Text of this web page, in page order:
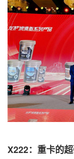
X222：重卡的